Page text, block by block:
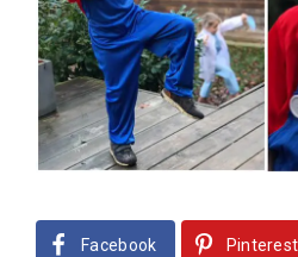
Facebook Pinterest